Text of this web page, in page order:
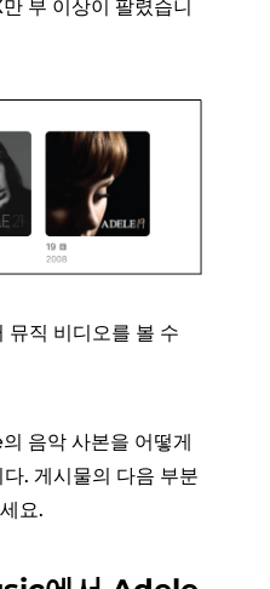
부 이상이 팔렸습니
뮤직 비디오를 볼 수
음악 사본을 어떻게
. 게시물의 다음 부분
요.